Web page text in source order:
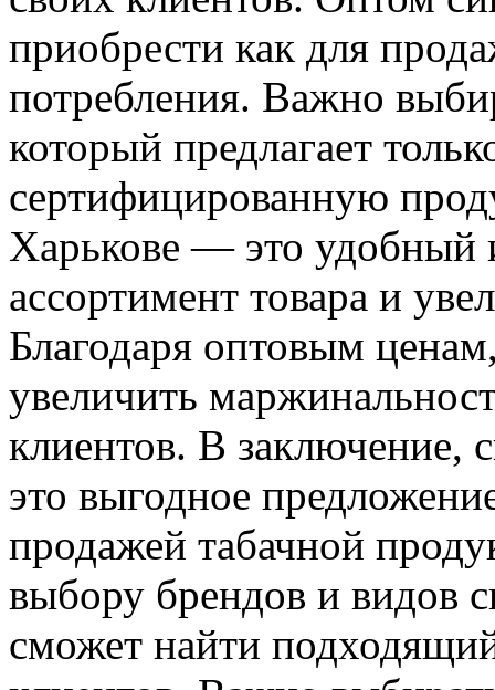
приобрести как для
потребления. Важно
который предлагает
сертифицированную
Харькове — это удобный
ассортимент товара и
Благодаря оптовым
увеличить
клиентов. В заключение,
это выгодное
продажей табачной
выбору брендов и видов
сможет найти